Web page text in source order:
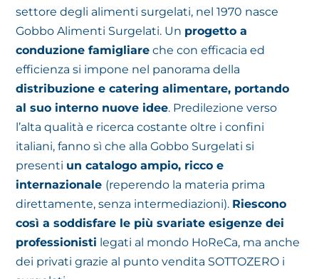
settore degli alimenti surgelati, nel 1970 nasce
Gobbo Alimenti Surgelati. Un progetto a
conduzione famigliare che con efficacia ed
efficienza si impone nel panorama della
distribuzione e catering alimentare, portando
al suo interno nuove idee. Predilezione verso
l’alta qualità e ricerca costante oltre i confini
italiani, fanno sì che alla Gobbo Surgelati si
presenti un catalogo ampio, ricco e
internazionale (reperendo la materia prima
direttamente, senza intermediazioni). Riescono
così a soddisfare le più svariate esigenze dei
professionisti legati al mondo HoReCa, ma anche
dei privati grazie al punto vendita SOTTOZERO i